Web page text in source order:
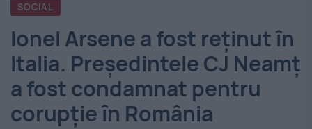
România
Evenimentul
Zilei
SOCIAL
Ionel Arsene a fost reținut în
Italia. Președintele CJ Neamț
a fost condamnat pentru
corupție în România